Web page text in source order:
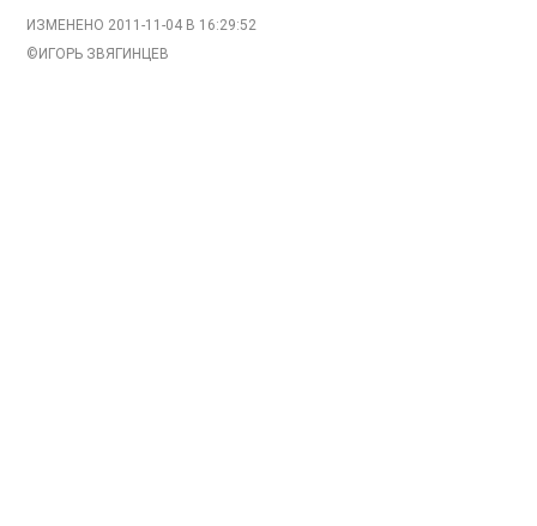
ИЗМЕНЕНО 2011-11-04 В 16:29:52
©ИГОРЬ ЗВЯГИНЦЕВ